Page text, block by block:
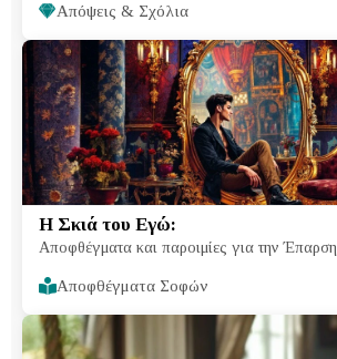
Απόψεις & Σχόλια
Η Σκιά του Εγώ:
Αποφθέγματα και παροιμίες για την Έπαρση
Αποφθέγματα Σοφών